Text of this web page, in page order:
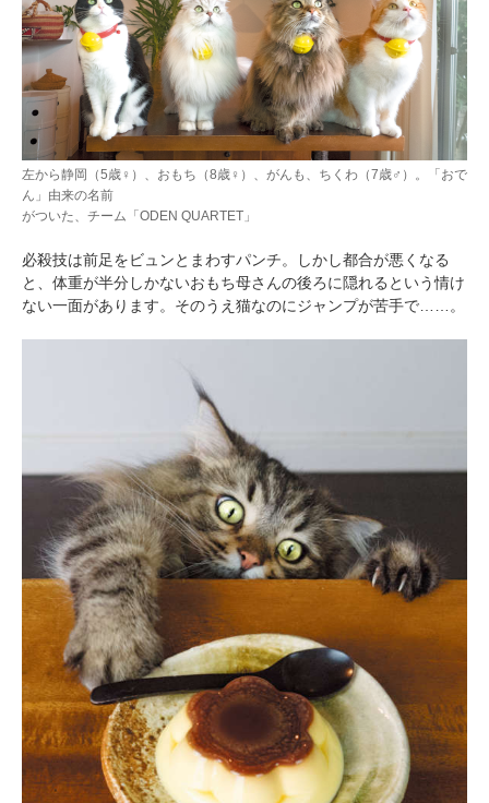
左から静岡（5歳♀）、おもち（8歳♀）、がんも、ちくわ（7歳♂）。「おで
ん」由来の名前
がついた、チーム「ODEN QUARTET」
必殺技は前足をビュンとまわすパンチ。しかし都合が悪くなる
と、体重が半分しかないおもち母さんの後ろに隠れるという情け
ない一面があります。そのうえ猫なのにジャンプが苦手で……。